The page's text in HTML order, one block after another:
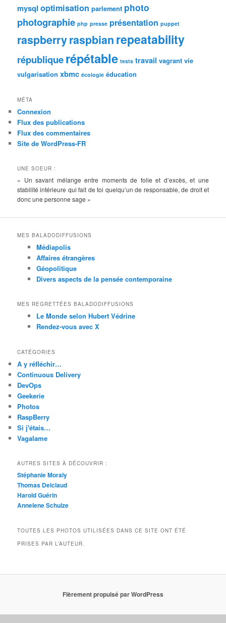
mysql optimisation parlement photo
photographie php presse présentation puppet
raspberryraspbianrepeatability
républiquerépétable tests travail vagrant vie
vulgarisation xbmc écologie éducation
MÉTA
Connexion
Flux des publications
Flux des commentaires
Site de WordPress-FR
UNE SOEUR :
« Un savant mélange entre moments de folie et d’excès, et une
stabilité intérieure qui fait de toi quelqu’un de responsable, de droit et
donc une personne sage »
MES BALADODIFFUSIONS
Médiapolis
Affaires étrangères
Géopolitique
Divers aspects de la pensée contemporaine
MES REGRETTÉES BALADODIFFUSIONS
Le Monde selon Hubert Védrine
Rendez-vous avec X
CATÉGORIES
A y réfléchir…
Continuous Delivery
DevOps
Geekerie
Photos
RaspBerry
Si j'étais…
Vagalame
AUTRES SITES À DÉCOUVRIR :
Stéphanie Moraly
Thomas Delclaud
Harold Guérin
Annelene Schulze
TOUTES LES PHOTOS UTILISÉES DANS CE SITE ONT ÉTÉ
PRISES PAR L’AUTEUR.
Fièrement propulsé par WordPress